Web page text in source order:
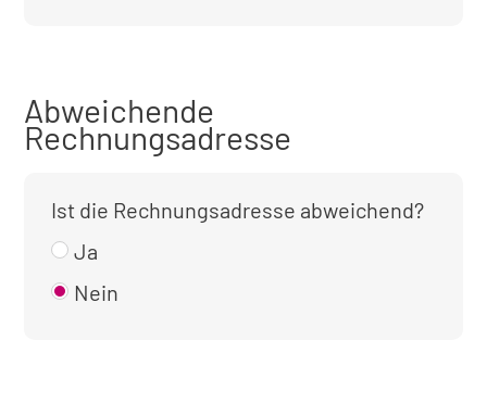
Abweichende
Rechnungsadresse
Ist die Rechnungsadresse abweichend?
Ja
Nein